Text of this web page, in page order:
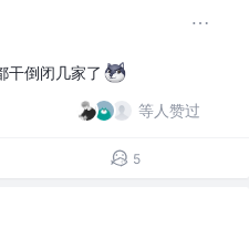
干倒闭几家了
等人赞过
5